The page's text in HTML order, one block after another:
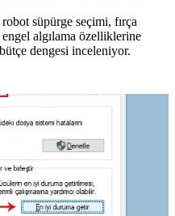
süpürge seçimi, fırça
algılama özelliklerine
dengesi inceleniyor.